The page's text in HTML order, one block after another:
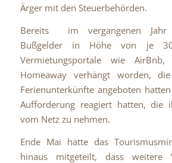
Ärger mit den Steuerbehörden.
Bereits im vergangenen Jahr
Bußgelder in Höhe von je
Vermietungsportale wie
Homeaway verhängt worden,
Ferienunterkünfte angeboten
Aufforderung reagiert hatten, die
vom Netz zu nehmen.
Ende Mai hatte das
hinaus mitgeteilt, dass weitere